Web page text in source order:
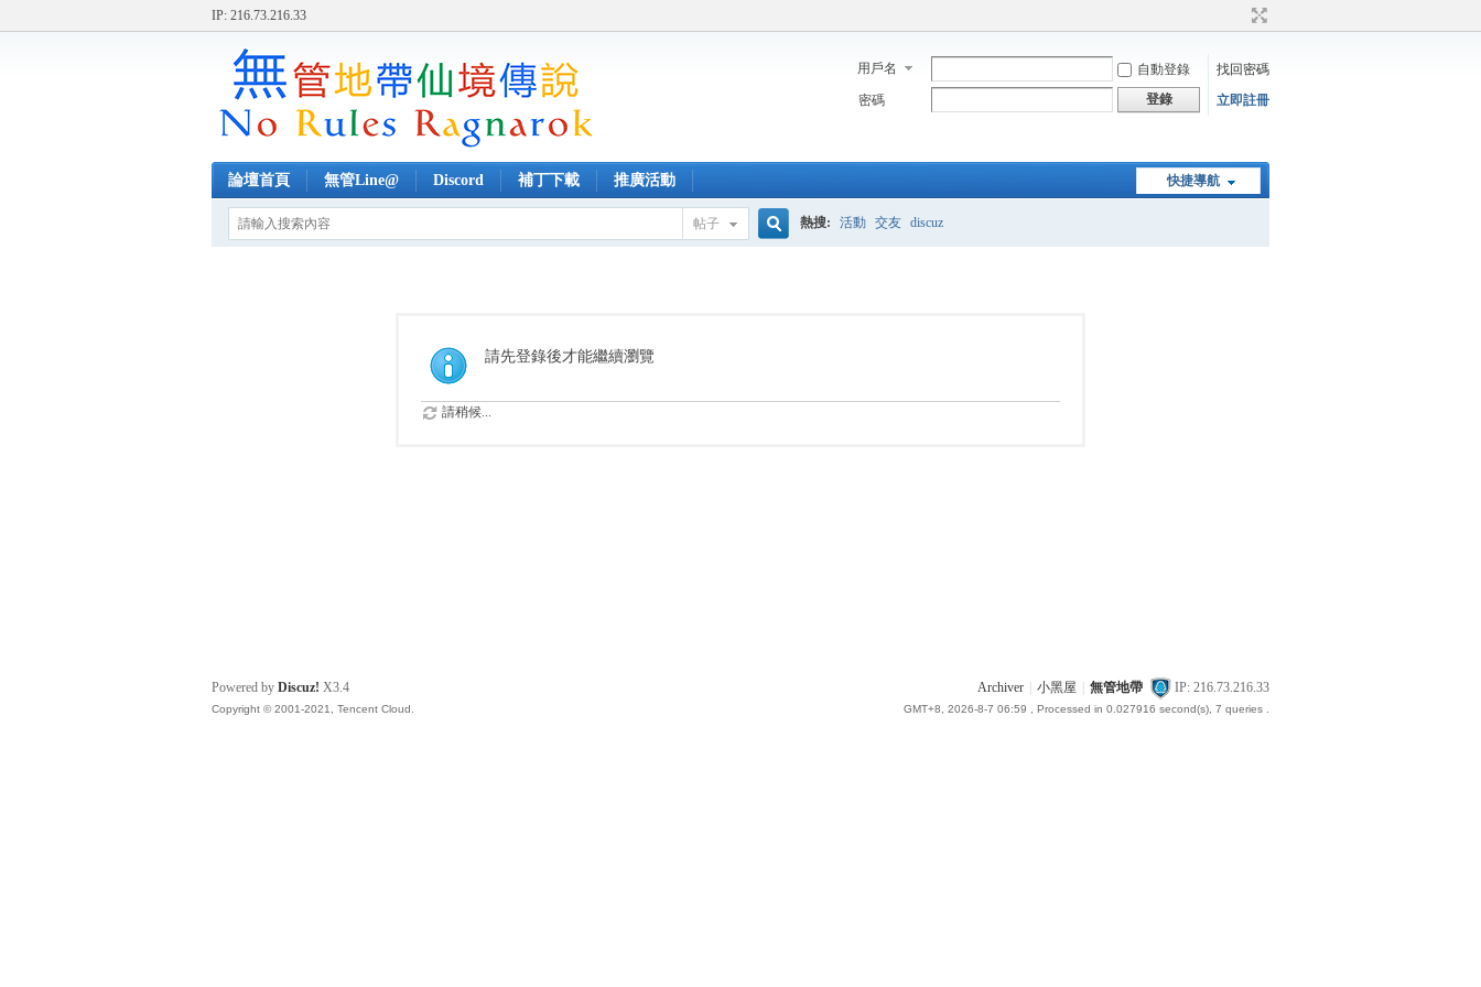
IP: 216.73.216.33
用戶名 自動登錄
找回密碼
密碼
登錄 立即註冊
快捷導航
論壇首頁 無管Line@ Discord 補丁下載 推廣活動
帖子 熱搜: 活動 交友 discuz
請先登錄後才能繼續瀏覽
請稍候...
Archiver 小黑屋 無管地帶 IP: 216.73.216.33
GMT+8, 2026-8-7 06:59 , Processed in 0.027916 second(s), 7 queries .
Powered by Discuz! X3.4
Copyright © 2001-2021, Tencent Cloud.